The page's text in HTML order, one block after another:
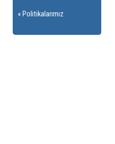
Politikalarımız